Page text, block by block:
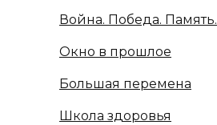
Война. Победа. Память.
Окно в прошлое
Большая перемена
Школа здоровья